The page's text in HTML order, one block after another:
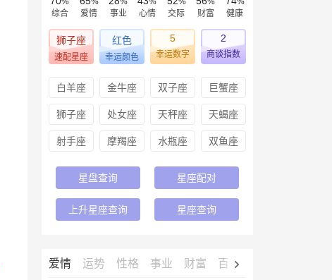
综合
爱情
事业
心情
交际
财富
健康
狮子座
速配星座
红色
幸运颜色
5
幸运数字
2
商谈指数
白羊座 金牛座 双子座 巨蟹座
狮子座 处女座 天秤座 天蝎座
射手座 摩羯座 水瓶座 双鱼座
星盘查询 星座配对
上升星座查询 星座查询
爱情 运势 性格 事业 财富 百科